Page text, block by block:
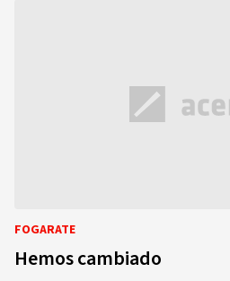
FOGARATE
Hemos cambiado